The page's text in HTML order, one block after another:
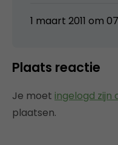
1 maart 2011 om
Plaats reactie
Je moet ingelogd zijn
plaatsen.